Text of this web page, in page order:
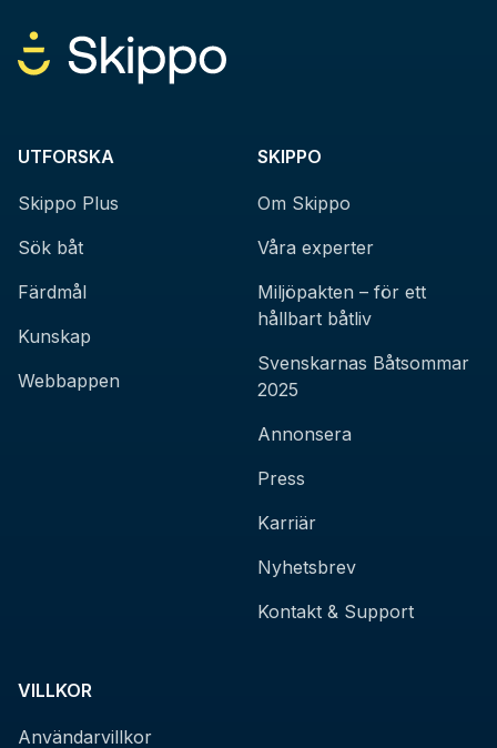
UTFORSKA
Skippo Plus
Sök båt
Färdmål
Kunskap
Webbappen
SKIPPO
Om Skippo
Våra experter
Miljöpakten – för ett
hållbart båtliv
Svenskarnas Båtsommar
2025
Annonsera
Press
Karriär
Nyhetsbrev
Kontakt & Support
VILLKOR
Användarvillkor